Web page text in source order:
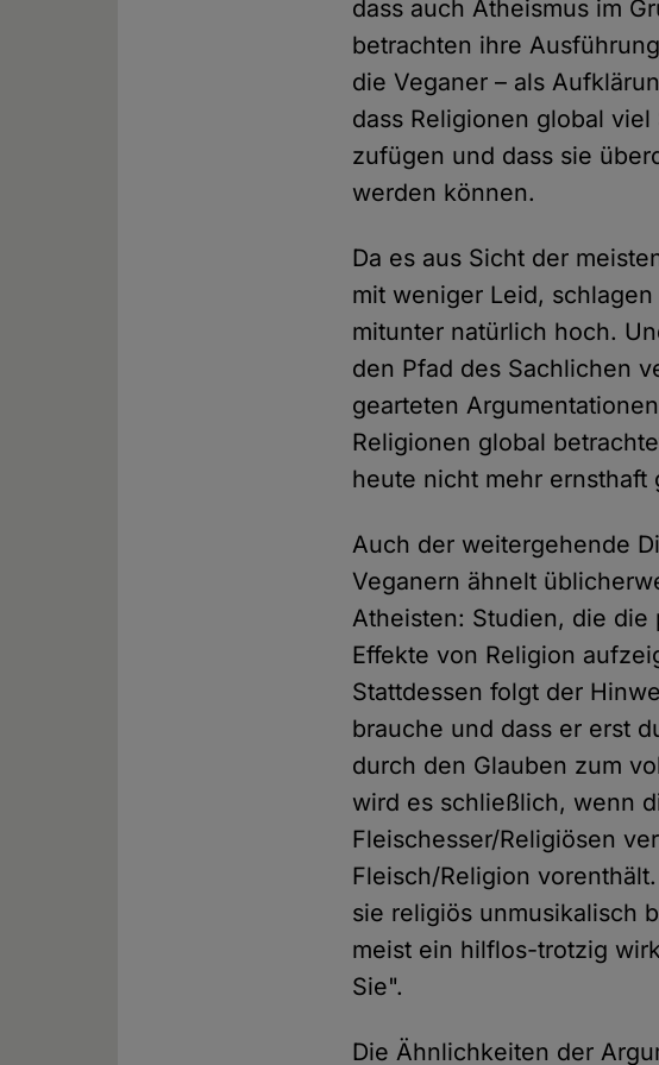
dass auch Atheismus im
betrachten ihre
die Veganer – als
dass Religionen global
zufügen und dass sie
werden können.
Da es aus Sicht der
mit weniger Leid,
mitunter natürlich hoch.
den Pfad des Sachlichen
gearteten
Religionen global
heute nicht mehr ernsthaft
Auch der weitergehende
Veganern ähnelt
Atheisten: Studien, die die
Effekte von Religion
Stattdessen folgt der
brauche und dass er erst
durch den Glauben zum
wird es schließlich, wenn
Fleischesser/Religiösen
Fleisch/Religion
sie religiös unmusikalisch
meist ein hilflos-trotzig
Sie".
Die Ähnlichkeiten der